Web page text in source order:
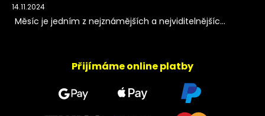
14.11.2024
Měsíc je jedním z nejznámějších a nejviditelnějšíc...
Přijímáme online platby